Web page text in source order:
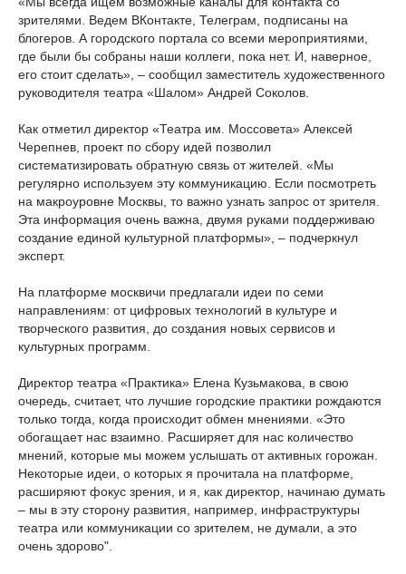
зрителями. Ведем ВКонтакте, Телеграм, подписаны на
блогеров. А городского портала со всеми мероприятиями,
где были бы собраны наши коллеги, пока нет. И, наверное,
его стоит сделать», – сообщил заместитель художественного
руководителя театра «Шалом» Андрей Соколов.
Как отметил директор «Театра им. Моссовета» Алексей
Черепнев, проект по сбору идей позволил
систематизировать обратную связь от жителей. «Мы
регулярно используем эту коммуникацию. Если посмотреть
на макроуровне Москвы, то важно узнать запрос от зрителя.
Эта информация очень важна, двумя руками поддерживаю
создание единой культурной платформы», – подчеркнул
эксперт.
На платформе москвичи предлагали идеи по семи
направлениям: от цифровых технологий в культуре и
творческого развития, до создания новых сервисов и
культурных программ.
Директор театра «Практика» Елена Кузьмакова, в свою
очередь, считает, что лучшие городские практики рождаются
только тогда, когда происходит обмен мнениями. «Это
обогащает нас взаимно. Расширяет для нас количество
мнений, которые мы можем услышать от активных горожан.
Некоторые идеи, о которых я прочитала на платформе,
расширяют фокус зрения, и я, как директор, начинаю думать
– мы в эту сторону развития, например, инфраструктуры
театра или коммуникации со зрителем, не думали, а это
очень здорово".